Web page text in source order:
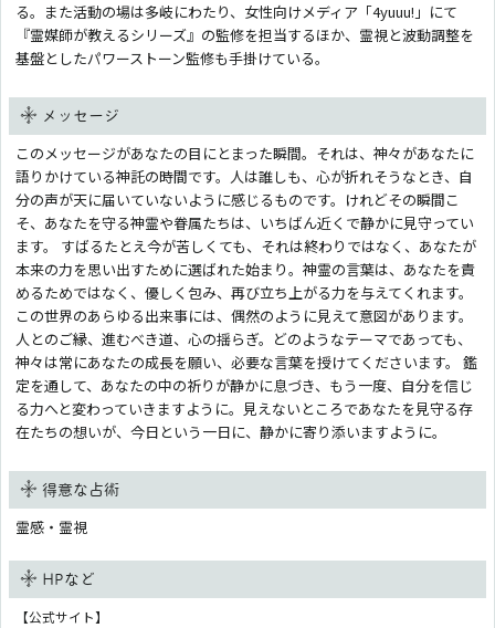
る。また活動の場は多岐にわたり、女性向けメディア「4yuuu!」にて
『霊媒師が教えるシリーズ』の監修を担当するほか、霊視と波動調整を
基盤としたパワーストーン監修も手掛けている。
メッセージ
このメッセージがあなたの目にとまった瞬間。それは、神々があなたに
語りかけている神託の時間です。人は誰しも、心が折れそうなとき、自
分の声が天に届いていないように感じるものです。けれどその瞬間こ
そ、あなたを守る神霊や眷属たちは、いちばん近くで静かに見守ってい
ます。 すばるたとえ今が苦しくても、それは終わりではなく、あなたが
本来の力を思い出すために選ばれた始まり。神霊の言葉は、あなたを責
めるためではなく、優しく包み、再び立ち上がる力を与えてくれます。
この世界のあらゆる出来事には、偶然のように見えて意図があります。
人とのご縁、進むべき道、心の揺らぎ。どのようなテーマであっても、
神々は常にあなたの成長を願い、必要な言葉を授けてくださいます。 鑑
定を通して、あなたの中の祈りが静かに息づき、もう一度、自分を信じ
る力へと変わっていきますように。見えないところであなたを見守る存
在たちの想いが、今日という一日に、静かに寄り添いますように。
得意な占術
霊感・霊視
HPなど
【公式サイト】